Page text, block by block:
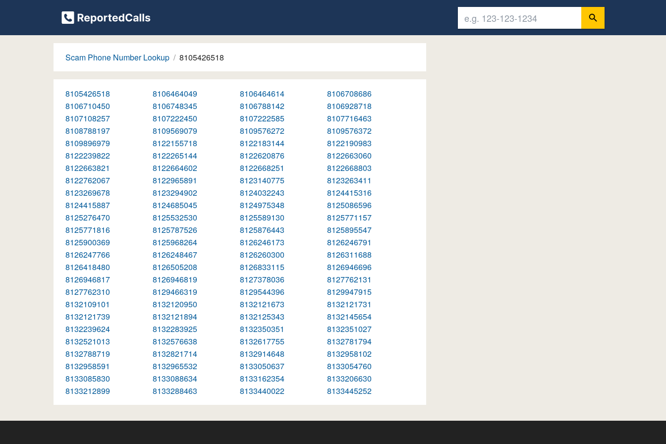
Scam Phone Number Lookup 8105426518
8105426518 8106464049 8106464614
8106708686
8106710450
8106748345 8106788142
8106928718
8107108257
8107222450 8107222585
8107716463
8108788197
8109569079 8109576272
8109576372
8109896979
8122155718 8122183144
8122190983
8122239822
8122265144 8122620876
8122663060
8122663821
8122664602 8122668251
8122668803
8122762067
8122965891 8123140775
8123263411
8123269678
8123294902 8124032243
8124415316
8124415887
8124685045 8124975348
8125086596
8125276470
8125532530 8125589130
8125771157
8125771816
8125787526 8125876443
8125895547
8125900369
8125968264 8126246173
8126246791
8126247766
8126248467 8126260300
8126311688
8126418480
8126505208 8126833115
8126946696
8126946817
8126946819 8127378036
8127762131
8127762310
8129466319 8129544396
8129947915
8132109101
8132120950 8132121673
8132121731
8132121739
8132121894 8132125343
8132145654
8132239624
8132283925 8132350351
8132351027
8132521013
8132576638 8132617755
8132781794
8132788719
8132821714 8132914648
8132958102
8132958591
8132965532 8133050637
8133054760
8133085830
8133088634 8133162354
8133206630
8133212899
8133288463 8133440022 8133445252